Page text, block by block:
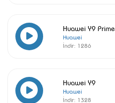
Huawei Y9 Prime
Huawei
İndir: 1286
Huawei Y9
Huawei
İndir: 1328